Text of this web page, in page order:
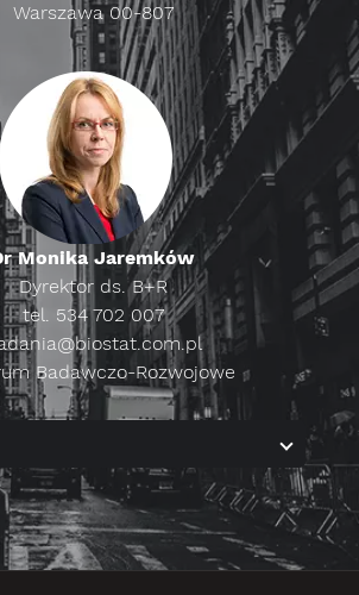
Warszawa 00-807
Monika Jaremków
Dyrektor ds. B+R
tel. 534 702 007
Badawczo-Rozwojowe